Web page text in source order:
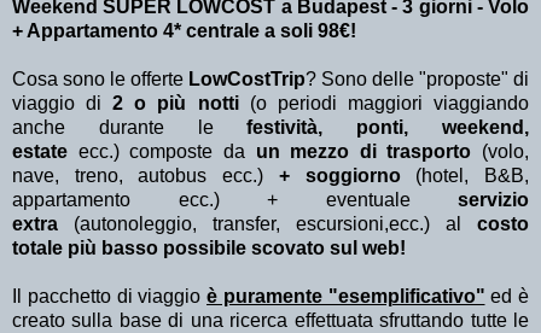
Weekend SUPER LOWCOST a Budapest - 3 giorni - Volo
+ Appartamento 4* centrale a soli 98€!
Cosa sono le offerte LowCostTrip? Sono delle "proposte" di
viaggio di2 o più notti (o periodi maggiori viaggiando
anche durante lefestività, ponti, weekend,
estate ecc.) composte da un mezzo di trasporto (volo,
nave, treno, autobus ecc.) + soggiorno(hotel, B&B,
appartamento ecc.) + eventuale servizio
extra (autonoleggio, transfer, escursioni,ecc.) al costo
totale più basso possibile scovato sul web!
Il pacchetto di viaggio è puramente "esemplificativo" ed è
creato sulla base di una ricerca effettuata sfruttando tutte le